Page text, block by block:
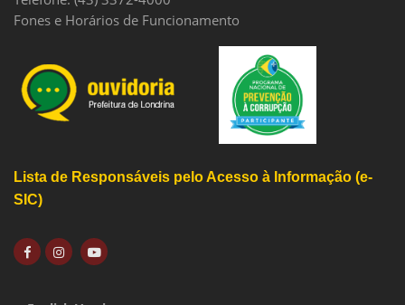
Fones e Horários de Funcionamento
Lista de Responsáveis pelo Acesso à Informação (e-
SIC)